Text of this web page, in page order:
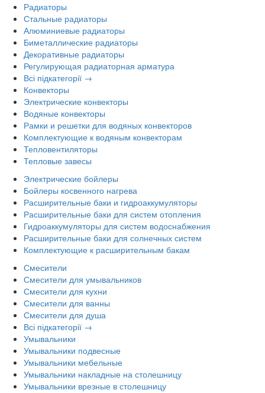
Радиаторы
Стальные радиаторы
Алюминиевые радиаторы
Биметаллические радиаторы
Декоративные радиаторы
Регулирующая радиаторная арматура
Всі підкатегорії →
Конвекторы
Электрические конвекторы
Водяные конвекторы
Рамки и решетки для водяных конвекторов
Комплектующие к водяным конвекторам
Тепловентиляторы
Тепловые завесы
Электрические бойлеры
Бойлеры косвенного нагрева
Расширительные баки и гидроаккумуляторы
Расширительные баки для систем отопления
Гидроаккумуляторы для систем водоснабжения
Расширительные баки для солнечных систем
Комплектующие к расширительным бакам
Смесители
Смесители для умывальников
Смесители для кухни
Смесители для ванны
Смесители для душа
Всі підкатегорії →
Умывальники
Умывальники подвесные
Умывальники мебельные
Умывальники накладные на столешницу
Умывальники врезные в столешницу